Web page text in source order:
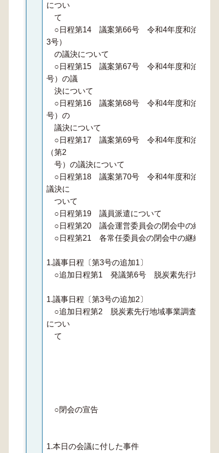
につい
て
○日程第14 議案第66号 令和4年度和泊町国
3号）
の議決について
○日程第15 議案第67号 令和4年度和泊町介
号）の議
決について
○日程第16 議案第68号 令和4年度和泊町下
号）の
議決について
○日程第17 議案第69号 令和4年度和泊町農
（第2
号）の議決について
○日程第18 議案第70号 令和4年度和泊町水
議決に
ついて
○日程第19 議員派遣について
○日程第20 議会運営委員会の閉会中の継続調
○日程第21 各常任委員会の閉会中の継続調査
1.議事日程〔第3号の追加1〕
○追加日程第1 発議第6号 脱炭素先行地域事
1.議事日程〔第3号の追加2〕
○追加日程第2 脱炭素先行地域事業調査特別
につい
て
○閉会の宣告
1.本日の会議に付した事件